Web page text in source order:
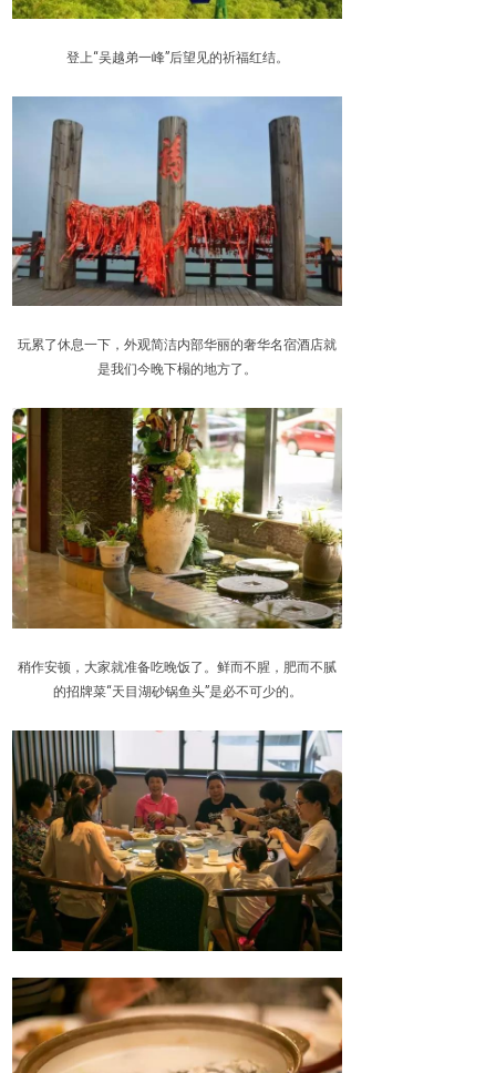
登上“吴越弟一峰”后望见的祈福红结。
玩累了休息一下，外观简洁内部华丽的奢华名宿酒店就
是我们今晚下榻的地方了。
稍作安顿，大家就准备吃晚饭了。鲜而不腥，肥而不腻
的招牌菜“天目湖砂锅鱼头”是必不可少的。